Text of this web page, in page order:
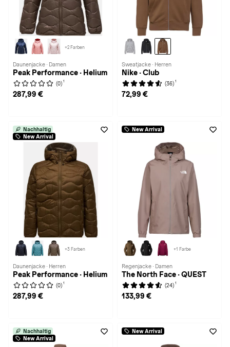
+2 Farben
Daunenjacke · Damen
Peak Performance · Helium
(0) 1
287,99 €
Sweatjacke · Herren
Nike · Club
(36) 1
72,99 €
Nachhaltig
New Arrival
+3 Farben
Daunenjacke · Herren
Peak Performance · Helium
(0) 1
287,99 €
New Arrival
+1 Farbe
Regenjacke · Damen
The North Face · QUEST
(24) 1
133,99 €
Nachhaltig
New Arrival
New Arrival